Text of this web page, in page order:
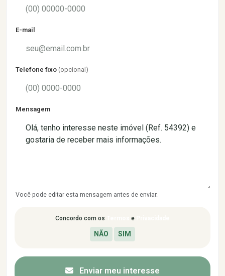
E-mail
Telefone fixo (opcional)
Mensagem
Você pode editar esta mensagem antes de enviar.
Concordo com os e
Enviar meu interesse